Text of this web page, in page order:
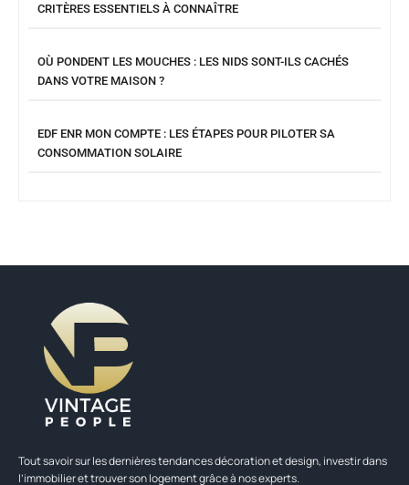
CRITÈRES ESSENTIELS À CONNAÎTRE
OÙ PONDENT LES MOUCHES : LES NIDS SONT-ILS CACHÉS
DANS VOTRE MAISON ?
EDF ENR MON COMPTE : LES ÉTAPES POUR PILOTER SA
CONSOMMATION SOLAIRE
Tout savoir sur les dernières tendances décoration et design, investir dans
l’immobilier et trouver son logement grâce à nos experts.